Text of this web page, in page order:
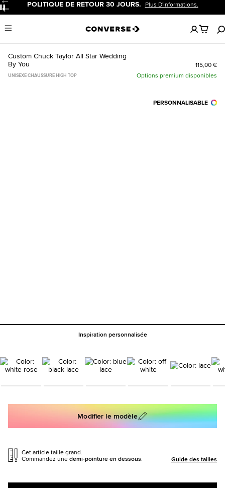
Pause POLITIQUE DE RETOUR 30 JOURS. Plus D'informations.
Menu
Aucun
articles
dans
Custom Chuck Taylor All Star Wedding
By You
115,00 €
UNISEXE CHAUSSURE HIGH TOP Options premium disponibles
PERSONNALISABLE
Inspiration personnalisée
Modifier le modèle
Cet article taille grand.
Commandez unedemi-pointure en dessous. Guide des tailles